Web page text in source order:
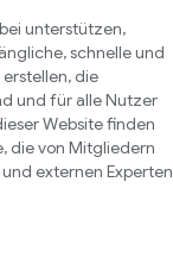
unterstützen,
schnelle und
die
und für alle Nutzer
Website finden
die von Mitgliedern
externen Experten